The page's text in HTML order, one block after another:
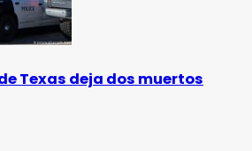
Texas deja dos muertos